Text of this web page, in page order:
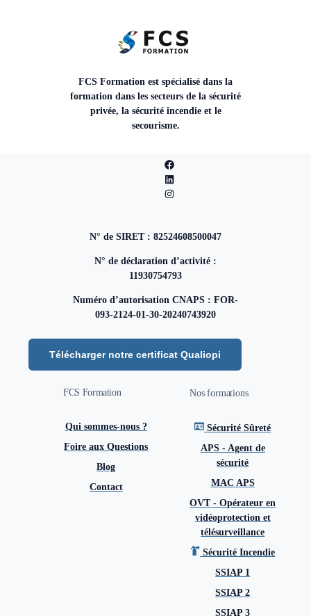
FCS Formation est spécialisé dans la
formation dans les secteurs de la sécurité
privée, la sécurité incendie et le
secourisme.
N° de SIRET : 82524608500047
N° de déclaration d’activité :
11930754793
Numéro d’autorisation CNAPS : FOR-
093-2124-01-30-20240743920
Télécharger notre certificat Qualiopi
FCS Formation
Qui sommes-nous ?
Foire aux Questions
Blog
Contact
Nos formations
Sécurité Sûreté
APS - Agent de
sécurité
MAC APS
OVT - Opérateur en
vidéoprotection et
télésurveillance
Sécurité Incendie
SSIAP 1
SSIAP 2
SSIAP 3